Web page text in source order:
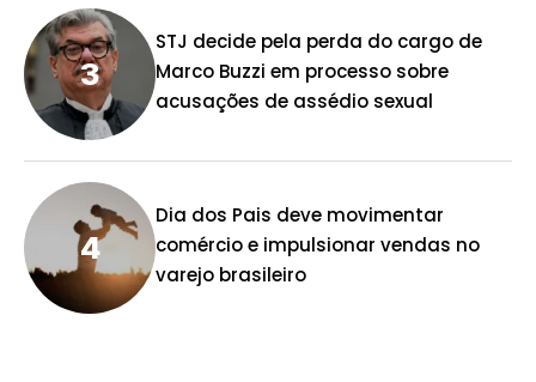
STJ decide pela perda do cargo de
Marco Buzzi em processo sobre
acusações de assédio sexual
Dia dos Pais deve movimentar
comércio e impulsionar vendas no
varejo brasileiro